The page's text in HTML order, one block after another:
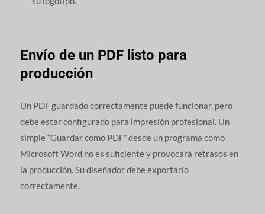
Envío de un PDF listo para
producción
Un PDF guardado correctamente puede funcionar, pero
debe estar configurado para impresión profesional. Un
simple “Guardar como PDF” desde un programa como
Microsoft Word no es suficiente y provocará retrasos en
la producción. Su diseñador debe exportarlo
correctamente.